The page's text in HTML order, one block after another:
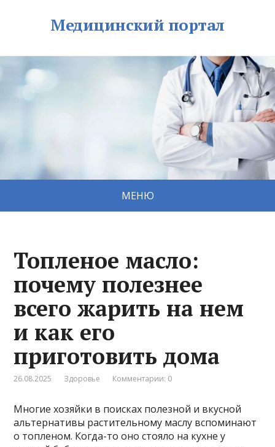
Медицинский портал
МЕНЮ
Топленое масло:
почему полезнее
всего жарить на нем
и как его
приготовить дома
26.08.2025 Здоровье Комментарии: 0
Многие хозяйки в поисках полезной и вкусной
альтернативы растительному маслу вспоминают
о топленом. Когда-то оно стояло на кухне у